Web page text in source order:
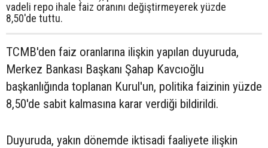
vadeli repo ihale faiz oranını değiştirmeyerek yüzde
8,50'de tuttu.
TCMB'den faiz oranlarına ilişkin yapılan duyuruda,
Merkez Bankası Başkanı Şahap Kavcıoğlu
başkanlığında toplanan Kurul'un, politika faizinin yüzde
8,50'de sabit kalmasına karar verdiği bildirildi.
Duyuruda, yakın dönemde iktisadi faaliyete ilişkin